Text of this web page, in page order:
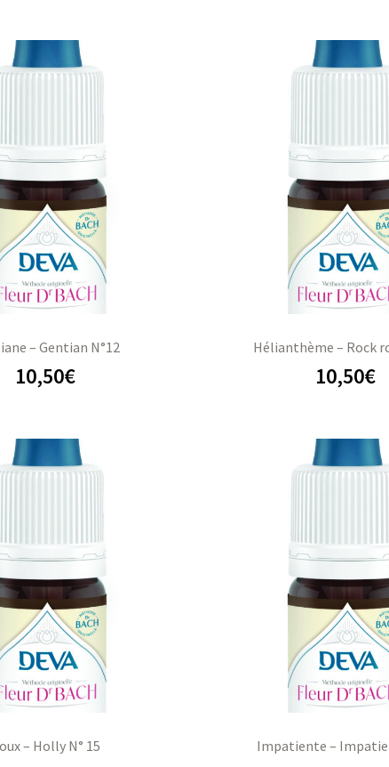
– Gentian N°12
10,50€
Hélianthème – Rock
10,50€
– Holly N° 15 Impatiente –